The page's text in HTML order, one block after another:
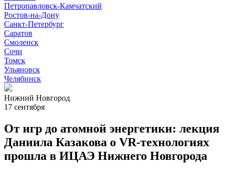
Петропавловск-Камчатский
Ростов-на-Дону
Санкт-Петербург
Саратов
Смоленск
Сочи
Томск
Ульяновск
Челябинск
Нижний Новгород
17 сентября
От игр до атомной энергетики: лекция
Даниила Казакова о VR-технологиях
прошла в ИЦАЭ Нижнего Новгорода